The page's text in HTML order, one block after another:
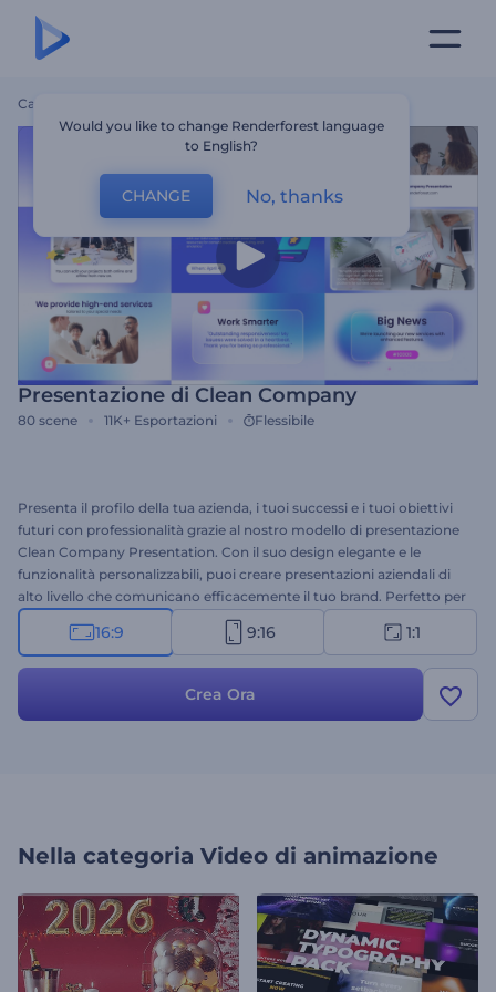
Casa
Presentazione di Clean Company
80 scene 11K+ Esportazioni Flessibile
Presenta il profilo della tua azienda, i tuoi successi e i tuoi obiettivi
futuri con professionalità grazie al nostro modello di presentazione
Clean Company Presentation. Con il suo design elegante e le
funzionalità personalizzabili, puoi creare presentazioni aziendali di
alto livello che comunicano efficacemente il tuo brand. Perfetto per
presentare i tuoi servizi, portfolio, aggiornamenti, storie di
successo, report mensili o annuali e molti altri progetti aziendali.
e clienti con una presentazione eccezionale che ispira all'azione.
16:9 9:16 1:1
Crea Ora
Nella categoria Video di animazione
Would you like to change Renderforest language
to English?
CHANGE No, thanks